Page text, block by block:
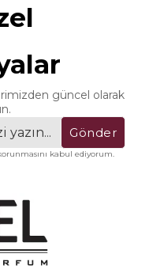
güncel olarak
Gönder
kabul ediyorum.